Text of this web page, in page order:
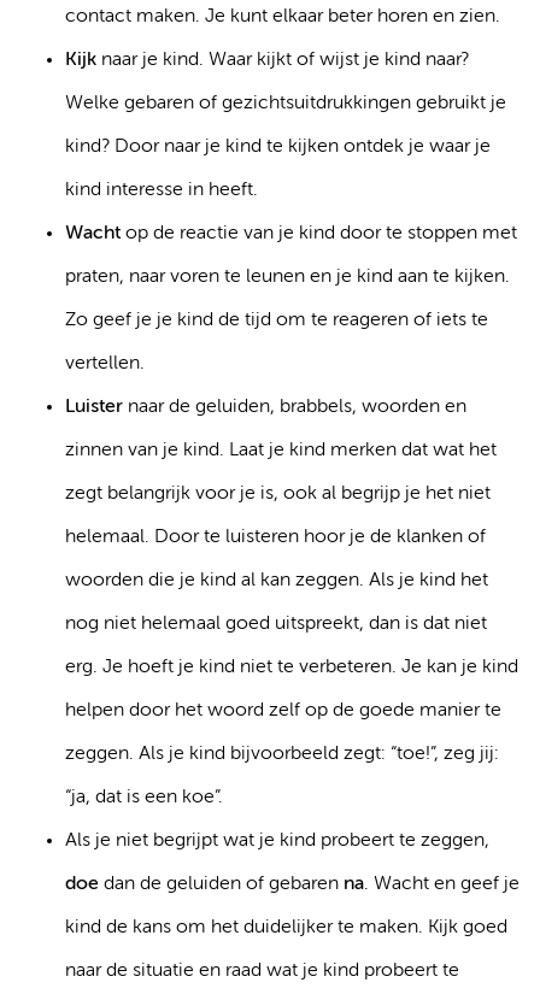
contact maken. Je kunt elkaar beter horen en zien.
Kijk naar je kind. Waar kijkt of wijst je kind naar?
Welke gebaren of gezichtsuitdrukkingen gebruikt je
kind? Door naar je kind te kijken ontdek je waar je
kind interesse in heeft.
Wachtop de reactie van je kind door te stoppen met
praten, naar voren te leunen en je kind aan te kijken.
Zo geef je je kind de tijd om te reageren of iets te
vertellen.
Luister naar de geluiden, brabbels, woorden en
zinnen van je kind. Laat je kind merken dat wat het
zegt belangrijk voor je is, ook al begrijp je het niet
helemaal. Door te luisteren hoor je de klanken of
woorden die je kind al kan zeggen. Als je kind het
nog niet helemaal goed uitspreekt, dan is dat niet
erg. Je hoeft je kind niet te verbeteren. Je kan je kind
helpen door het woord zelf op de goede manier te
zeggen. Als je kind bijvoorbeeld zegt: “toe!”, zeg jij:
“ja, dat is een koe”.
Als je niet begrijpt wat je kind probeert te zeggen,
doe dan de geluiden of gebaren na. Wacht en geef je
kind de kans om het duidelijker te maken. Kijk goed
naar de situatie en raad wat je kind probeert te